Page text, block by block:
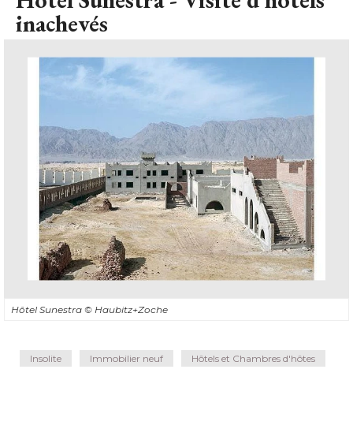
inachevés
Hôtel Sunestra © Haubitz+Zoche
Insolite Immobilier neuf Hôtels et Chambres d'hôtes